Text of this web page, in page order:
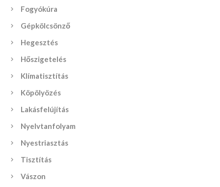
Fogyókúra
Gépkölcsönző
Hegesztés
Hőszigetelés
Klímatisztítás
Köpölyözés
Lakásfelújítás
Nyelvtanfolyam
Nyestriasztás
Tisztítás
Vászon